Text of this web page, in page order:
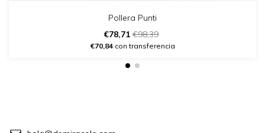
Pollera Punti
€78,71€98,39
€70,84con transferencia